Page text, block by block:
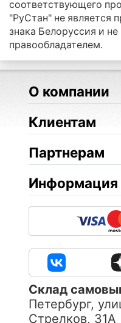
соответствующего
"РуСтан" не является
знака Белоруссия и
правообладателем.
О компании
Клиентам
Партнерам
Информация
Cклад
Петербург,
Стрелков, 31А